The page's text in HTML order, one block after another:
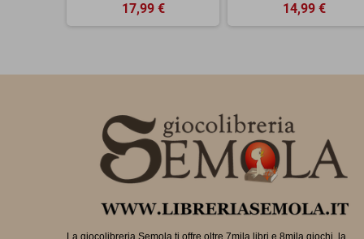
17,99 € 14,99 €
La giocolibreria Semola ti offre oltre 7mila libri e 8mila giochi, la